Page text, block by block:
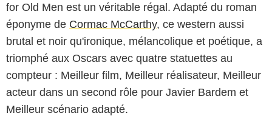
for Old Men est un véritable régal. Adapté du roman
éponyme de Cormac McCarthy, ce western aussi
brutal et noir qu'ironique, mélancolique et poétique, a
triomphé aux Oscars avec quatre statuettes au
compteur : Meilleur film, Meilleur réalisateur, Meilleur
acteur dans un second rôle pour Javier Bardem et
Meilleur scénario adapté.